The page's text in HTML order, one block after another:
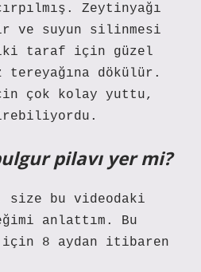
Zeytinyağı
ve suyun silinmesi
taraf için güzel
dökülür.
çok kolay yuttu,
pilavı yer mi?
size bu videodaki
anlattım. Bu
8 aydan itibaren